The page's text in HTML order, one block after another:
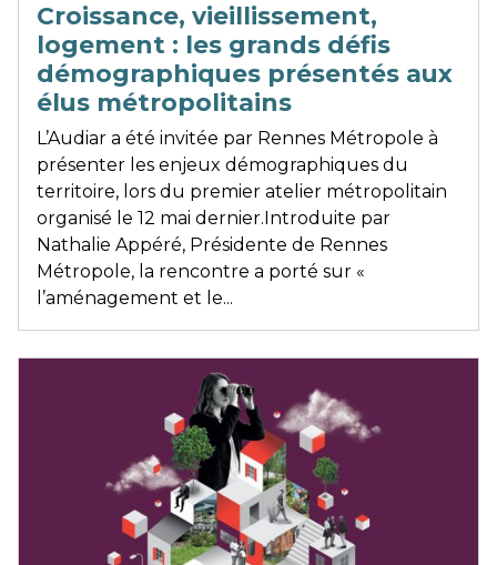
Croissance, vieillissement,
logement : les grands défis
démographiques présentés aux
élus métropolitains
L’Audiar a été invitée par Rennes Métropole à
présenter les enjeux démographiques du
territoire, lors du premier atelier métropolitain
organisé le 12 mai dernier.Introduite par
Nathalie Appéré, Présidente de Rennes
Métropole, la rencontre a porté sur «
l’aménagement et le...